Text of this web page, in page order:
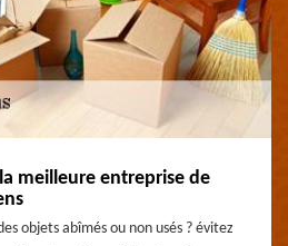
meilleure entreprise de
objets abîmés ou non usés ? évitez